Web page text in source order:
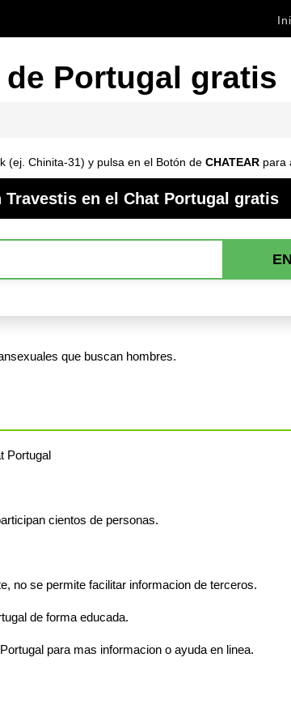
Portugal gratis
(ej. Chinita-31) y pulsa en el Botón de CHATEAR para
Travestis en el Chat Portugal gratis
que buscan hombres.
Portugal
cientos de personas.
no se permite facilitar informacion de terceros.
de forma educada.
para mas informacion o ayuda en linea.